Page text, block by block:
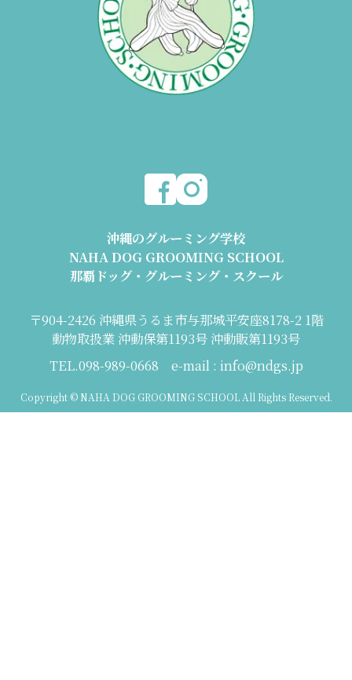
沖縄のグルーミング学校
NAHA DOG GROOMING SCHOOL
那覇ドッグ・グルーミング・スクール
〒904-2426 沖縄県うるま市与那城平安座8178-2 1階
動物取扱業 沖動保第1193号 沖動販第1193号
TEL.098-989-0668 e-mail : info@ndgs.jp
Copyright © NAHA DOG GROOMING SCHOOL All Rights Reserved.